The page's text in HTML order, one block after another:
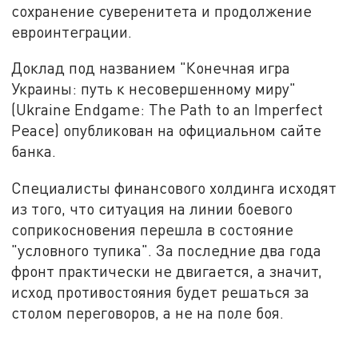
сохранение суверенитета и продолжение
евроинтеграции.
Доклад под названием "Конечная игра
Украины: путь к несовершенному миру"
(Ukraine Endgame: The Path to an Imperfect
Peace) опубликован на официальном сайте
банка.
Специалисты финансового холдинга исходят
из того, что ситуация на линии боевого
соприкосновения перешла в состояние
"условного тупика". За последние два года
фронт практически не двигается, а значит,
исход противостояния будет решаться за
столом переговоров, а не на поле боя.